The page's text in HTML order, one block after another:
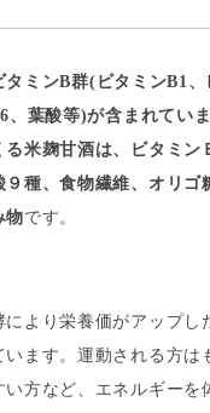
ミンB群(ビタミンB1、
、葉酸等)が含まれてい
米麹甘酒は、ビタミン
９種、食物繊維、オリゴ
物です。
より栄養価がアップし
います。運動される方は
方など、エネルギーを